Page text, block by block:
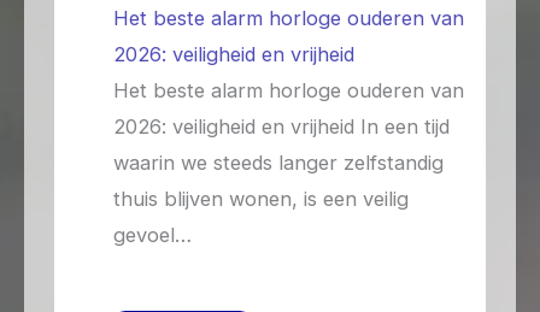
Het beste alarm horloge ouderen van
2026: veiligheid en vrijheid
Het beste alarm horloge ouderen van
2026: veiligheid en vrijheid In een tijd
waarin we steeds langer zelfstandig
thuis blijven wonen, is een veilig
gevoel…